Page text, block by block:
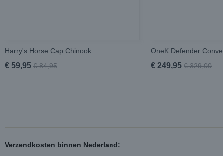
Harry's Horse Cap Chinook
€ 59,95 € 84,95
OneK Defender
€ 249,95 € 329,00
Verzendkosten binnen Nederland: